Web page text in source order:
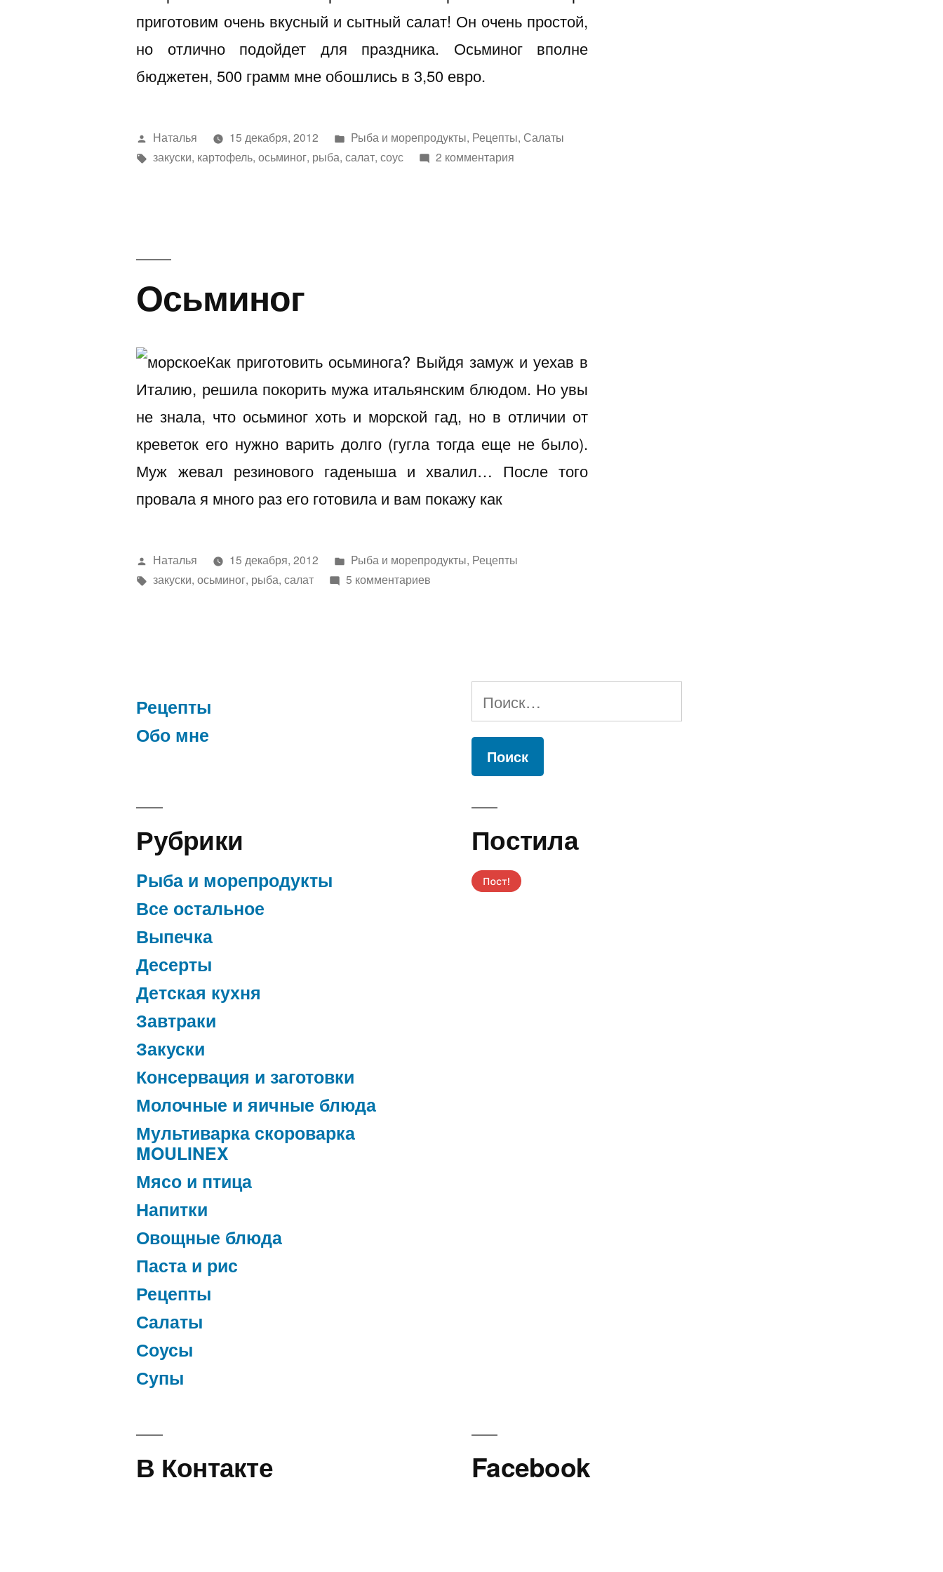
приготовим очень вкусный и сытный салат! Он очень простой,
но отлично подойдет для праздника. Осьминог вполне
бюджетен, 500 грамм мне обошлись в 3,50 евро.
Написано
автором
Наталья 15 декабря, 2012
Написано
в
Pыба и морепродукты, Рецепты, Салаты
Метки:
закуски, картофель,осьминог, рыба,салат,соус 2 комментария
Осьминог
Как приготовить осьминога? Выйдя замуж и уехав в
Италию, решила покорить мужа итальянским блюдом. Но увы
не знала, что осьминог хоть и морской гад, но в отличии от
креветок его нужно варить долго (гугла тогда еще не было).
Муж жевал резинового гаденыша и хвалил… После того
провала я много раз его готовила и вам покажу как
Написано
автором
Наталья 15 декабря, 2012
Написано
в
Pыба и морепродукты, Рецепты
Метки:
закуски,осьминог, рыба,салат 5 комментариев
Рецепты
Обо мне
Найти:
Рубрики
Pыба и морепродукты
Все остальное
Выпечка
Десерты
Детская кухня
Завтраки
Закуски
Консервация и заготовки
Молочные и яичные блюда
Мультиварка скороварка
MOULINEX
Мясо и птица
Напитки
Овощные блюда
Паста и рис
Рецепты
Салаты
Соусы
Супы
Постила
В Контакте Facebook